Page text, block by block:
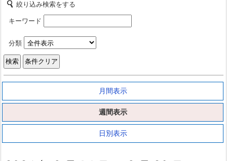
絞り込み検索をする
キーワード
分類
月間表示
週間表示
日別表示